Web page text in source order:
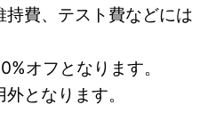
費、テスト費などには
オフとなります。
となります。